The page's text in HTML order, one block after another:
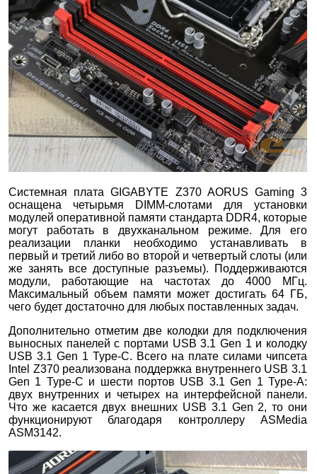
Системная плата GIGABYTE Z370 AORUS Gaming 3
оснащена четырьмя DIMM-слотами для установки
модулей оперативной памяти стандарта DDR4, которые
могут работать в двухканальном режиме. Для его
реализации планки необходимо устанавливать в
первый и третий либо во второй и четвертый слоты (или
же занять все доступные разъемы). Поддерживаются
модули, работающие на частотах до 4000 МГц.
Максимальный объем памяти может достигать 64 ГБ,
чего будет достаточно для любых поставленных задач.
Дополнительно отметим две колодки для подключения
выносных панелей с портами USB 3.1 Gen 1 и колодку
USB 3.1 Gen 1 Type-C. Всего на плате силами чипсета
Intel Z370 реализована поддержка внутреннего USB 3.1
Gen 1 Type-C и шести портов USB 3.1 Gen 1 Type-A:
двух внутренних и четырех на интерфейсной панели.
Что же касается двух внешних USB 3.1 Gen 2, то они
функционируют благодаря контроллеру ASMedia
ASM3142.